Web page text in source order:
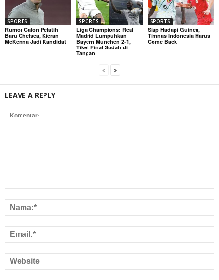
SPORTS
Rumor Calon Pelatih
Baru Chelsea, Kieran
McKenna Jadi Kandidat
SPORTS
Liga Champions: Real
Madrid Lumpuhkan
Bayern Munchen 2-1,
Tiket Final Sudah di
Tangan
SPORTS
Siap Hadapi Guinea,
Timnas Indonesia Harus
Come Back
LEAVE A REPLY